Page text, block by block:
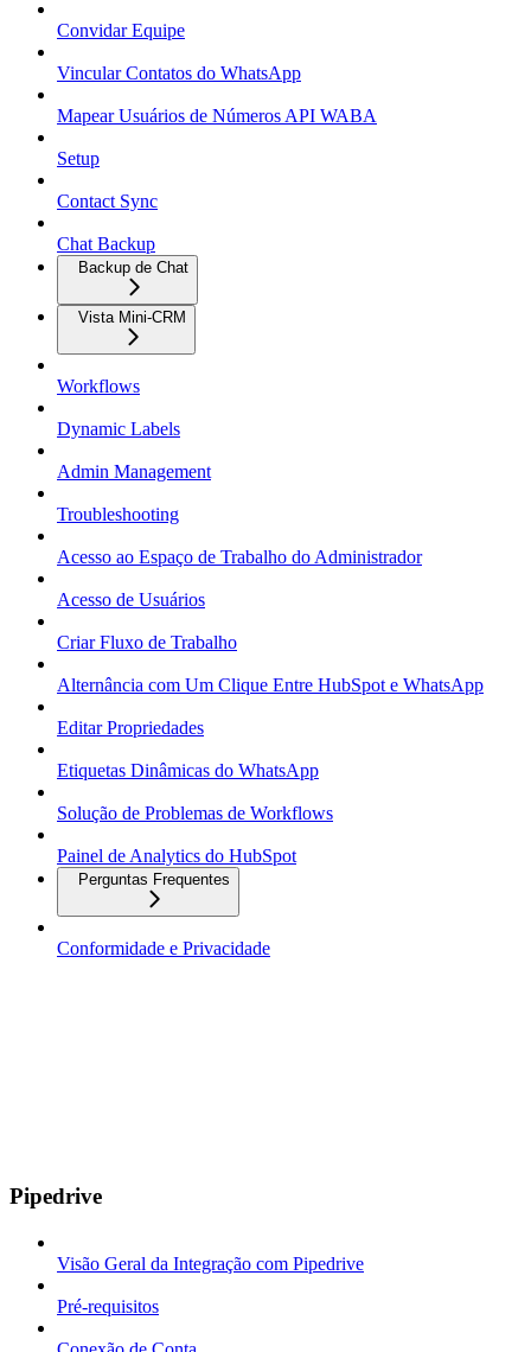
Convidar Equipe
Vincular Contatos do WhatsApp
Mapear Usuários de Números API WABA
Setup
Contact Sync
Chat Backup
Backup de Chat
Vista Mini-CRM
Workflows
Dynamic Labels
Admin Management
Troubleshooting
Acesso ao Espaço de Trabalho do Administrador
Acesso de Usuários
Criar Fluxo de Trabalho
Alternância com Um Clique Entre HubSpot e WhatsApp
Editar Propriedades
Etiquetas Dinâmicas do WhatsApp
Solução de Problemas de Workflows
Painel de Analytics do HubSpot
Perguntas Frequentes
Conformidade e Privacidade
Pipedrive
Visão Geral da Integração com Pipedrive
Pré-requisitos